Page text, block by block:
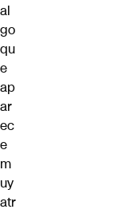
al
go
qu
e
ap
ar
ec
e
m
uy
atr